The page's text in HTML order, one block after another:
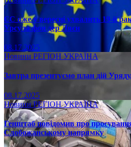
ЄС вже у вересні ухвалить 19-й
Урсула фон дер Ляєн
08.17.2025
Новини РЕГІОН УКРАЇНА
Завтра презентуємо план дій
08.17.2025
НовиниРЕГІОНУКРАЇНА
Генштаб повідомив про
Слобожанському напрямку